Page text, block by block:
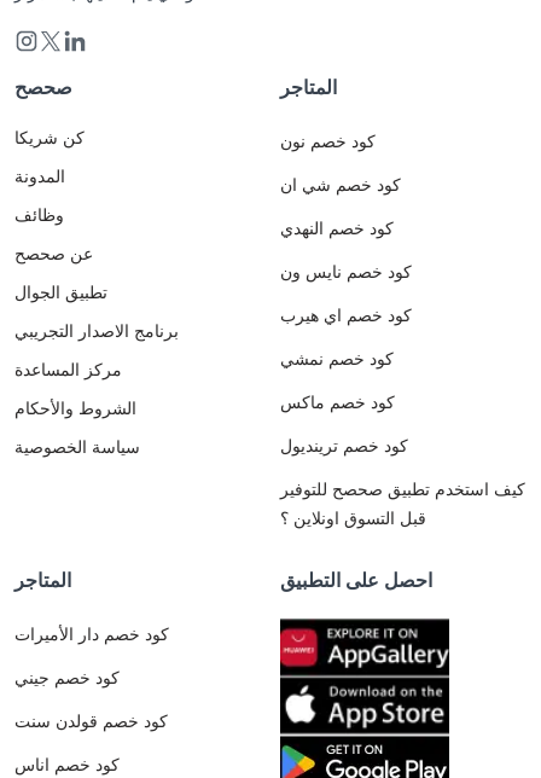
صحصح
كن شريكا
المدونة
وظائف
عن صحصح
تطبيق الجوال
برنامج الاصدار التجريبي
مركز المساعدة
الشروط والأحكام
سياسة الخصوصية
المتاجر
كود خصم نون
كود خصم شي ان
كود خصم النهدي
كود خصم نايس ون
كود خصم اي هيرب
كود خصم نمشي
كود خصم ماكس
كود خصم ترينديول
كيف استخدم تطبيق صحصح للتوفير
قبل التسوق اونلاين ؟
المتاجر
كود خصم دار الأميرات
كود خصم جيني
كود خصم قولدن سنت
كود خصم اناس
احصل على التطبيق